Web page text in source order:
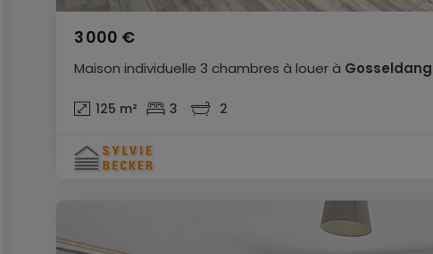
Maison individuelle 3 chambres à louerà
3 000 €
125 m² 3 2